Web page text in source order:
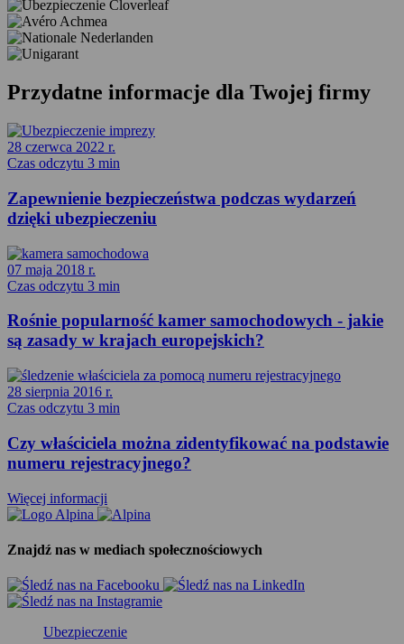
Przydatne informacje dla Twojej firmy
28 czerwca 2022 r.
Czas odczytu 3 min
Zapewnienie bezpieczeństwa podczas wydarzeń
dzięki ubezpieczeniu
07 maja 2018 r.
Czas odczytu 3 min
Rośnie popularność kamer samochodowych - jakie
są zasady w krajach europejskich?
28 sierpnia 2016 r.
Czas odczytu 3 min
Czy właściciela można zidentyfikować na podstawie
numeru rejestracyjnego?
Więcej informacji
Znajdź nas w mediach społecznościowych
Ubezpieczenie